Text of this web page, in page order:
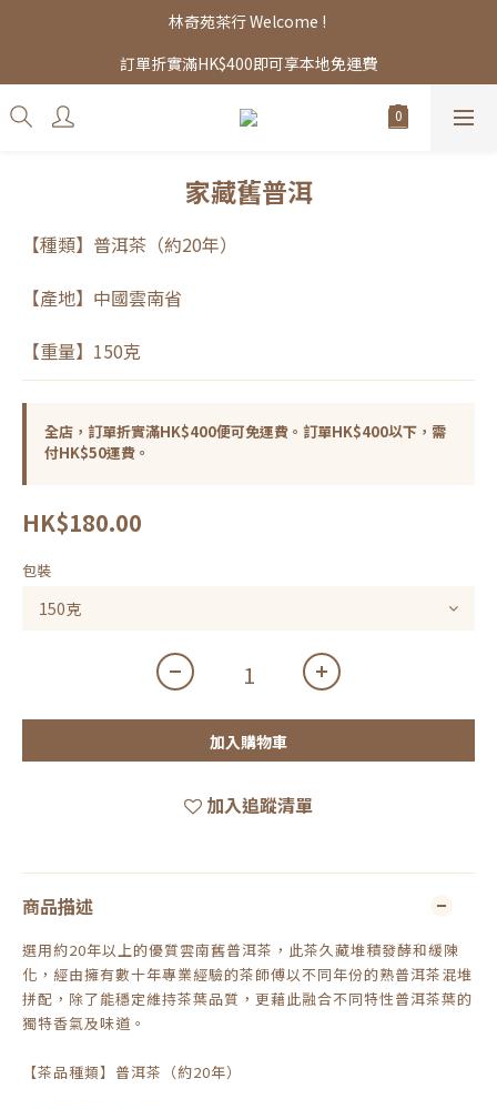
林奇苑茶行 Welcome !
訂單折實滿HK$400即可享本地免運費
家藏舊普洱
【種類】普洱茶（約20年）
【產地】中國雲南省
【重量】150克
全店，訂單折實滿HK$400便可免運費。訂單HK$400以下，需
付HK$50運費。
HK$180.00
包裝
加入購物車
加入追蹤清單
商品描述
選用約20年以上的優質雲南舊普洱茶，此茶久藏堆積發酵和緩陳
化，經由擁有數十年專業經驗的茶師傅以不同年份的熟普洱茶混堆
拼配，除了能穩定維持茶葉品質，更藉此融合不同特性普洱茶葉的
獨特香氣及味道。
【茶品種類】普洱茶（約20年）